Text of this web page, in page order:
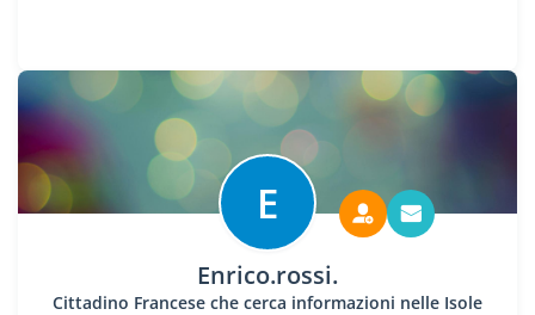
E
Enrico.rossi.
Cittadino Francese che cerca informazioni nelle Isole